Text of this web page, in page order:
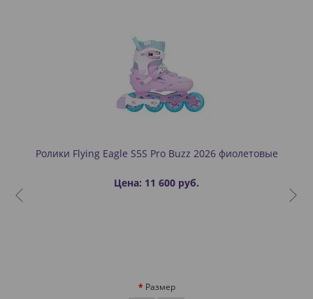
Ролики Flying Eagle S5S Pro Buzz 2026 фиолетовые
Цена: 11 600 руб.
Размер